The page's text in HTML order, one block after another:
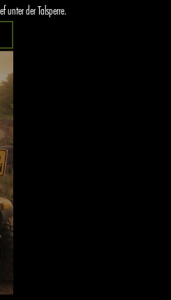
unter der Talsperre.